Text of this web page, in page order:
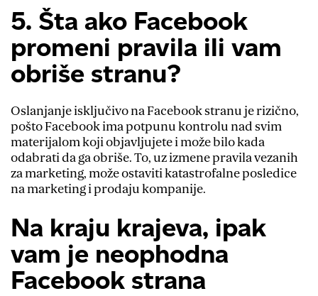
5. Šta ako Facebook
promeni pravila ili vam
obriše stranu?
Oslanjanje isključivo na Facebook stranu je rizično,
pošto Facebook ima potpunu kontrolu nad svim
materijalom koji objavljujete i može bilo kada
odabrati da ga obriše. To, uz izmene pravila vezanih
za marketing, može ostaviti katastrofalne posledice
na marketing i prodaju kompanije.
Na kraju krajeva, ipak
vam je neophodna
Facebook strana